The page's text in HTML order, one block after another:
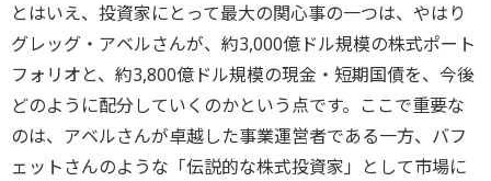
とはいえ、投資家にとって最大の関心事の一つは、やはり
グレッグ・アベルさんが、約3,000億ドル規模の株式ポート
フォリオと、約3,800億ドル規模の現金・短期国債を、今後
どのように配分していくのかという点です。ここで重要な
のは、アベルさんが卓越した事業運営者である一方、バフ
ェットさんのような「伝説的な株式投資家」として市場に